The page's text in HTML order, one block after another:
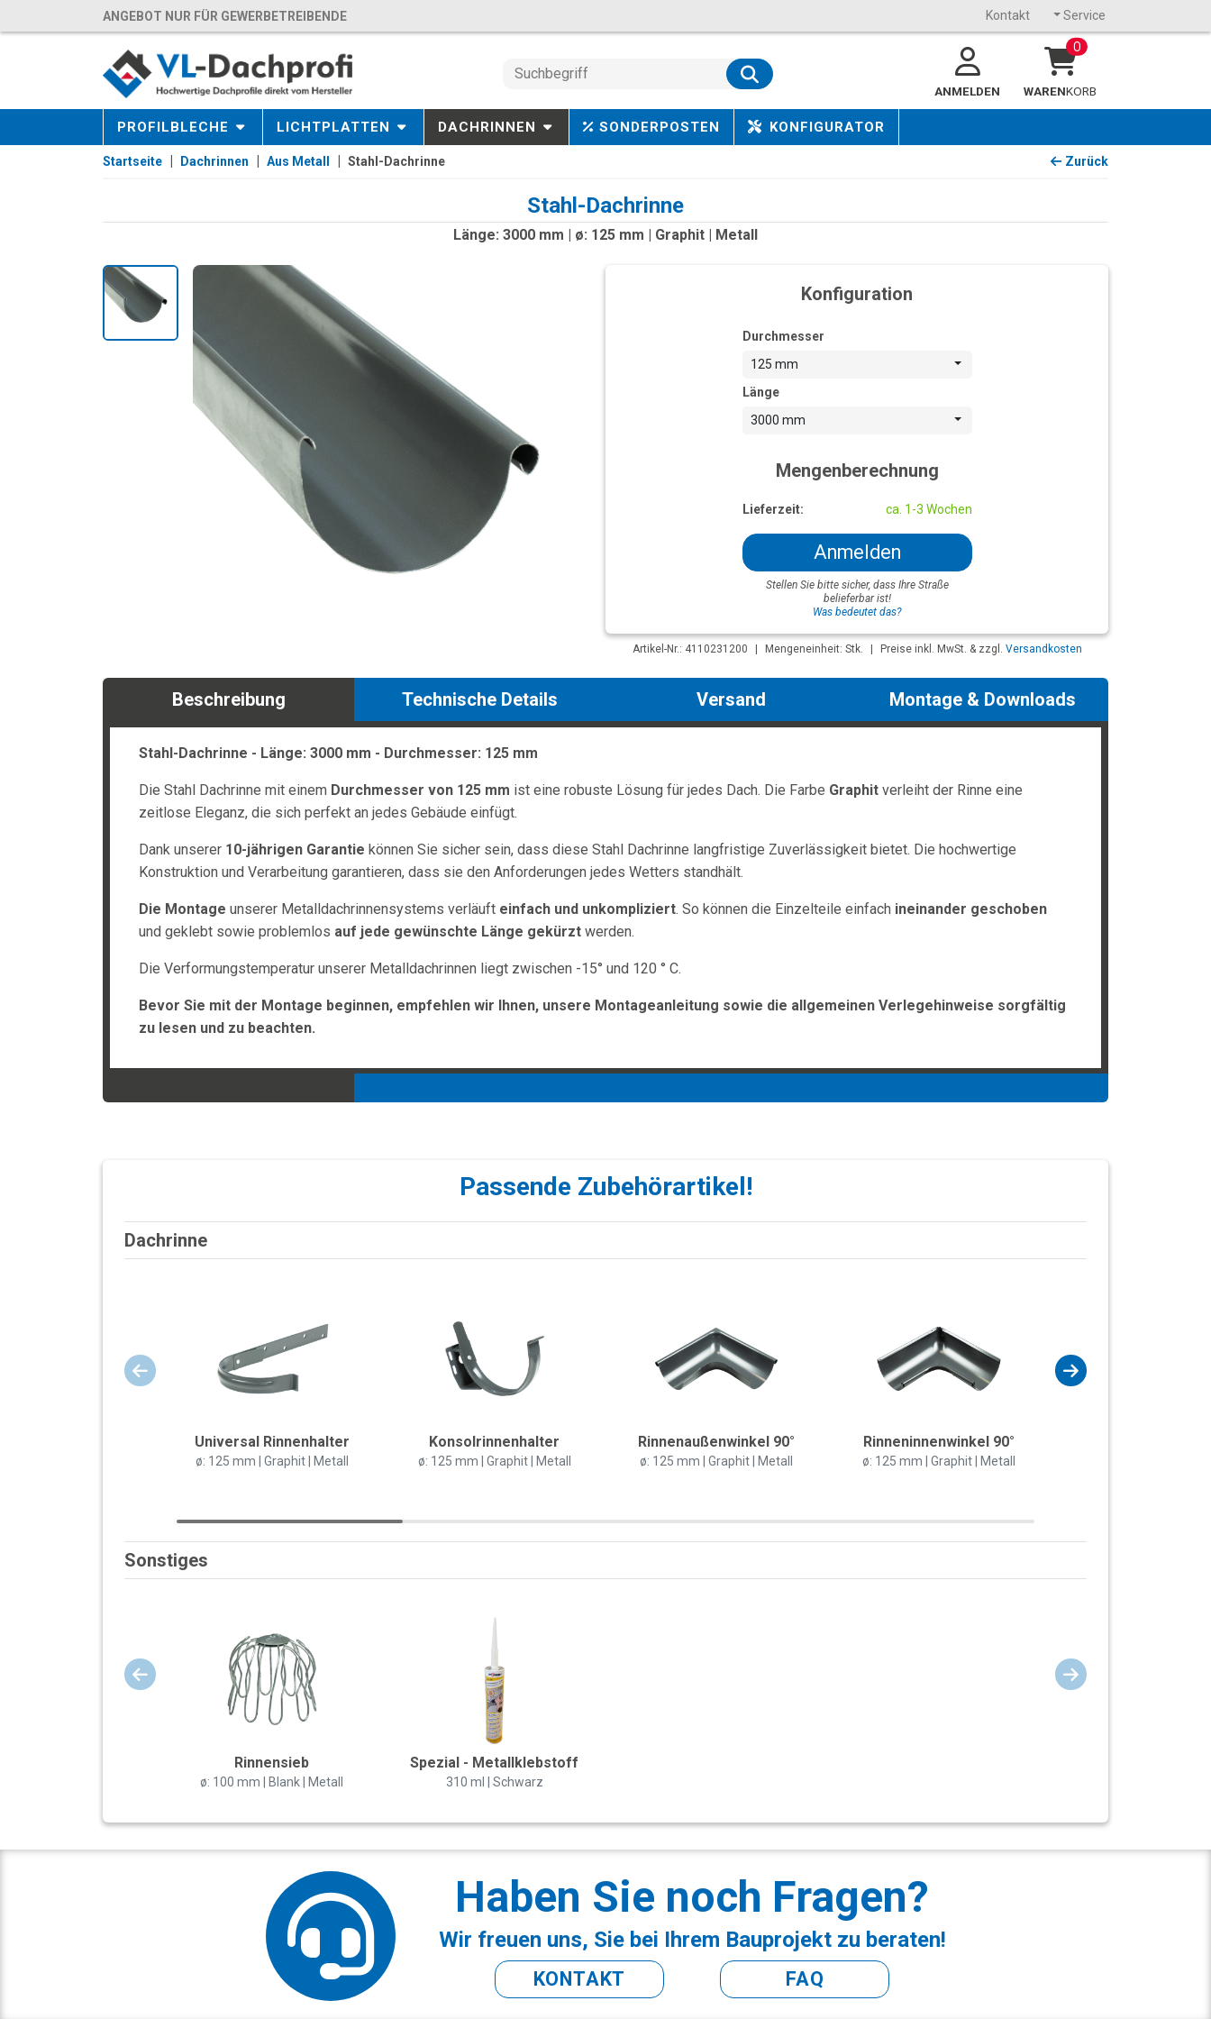
ANGEBOT NUR FÜR GEWERBETREIBENDE Kontakt Service
ANMELDEN
0
WARENKORB
PROFILBLECHE LICHTPLATTEN DACHRINNEN SONDERPOSTEN KONFIGURATOR
Startseite Dachrinnen Aus Metall Stahl-Dachrinne Zurück
Stahl-Dachrinne
Länge: 3000 mm | ø: 125 mm | Graphit | Metall
Konfiguration
Durchmesser
125 mm
Länge
3000 mm
Mengenberechnung
Lieferzeit: ca. 1-3 Wochen
Anmelden
Stellen Sie bitte sicher, dass Ihre Straße
belieferbar ist!
Was bedeutet das?
Artikel-Nr.: 4110231200 Mengeneinheit: Stk. Preise inkl. MwSt. & zzgl. Versandkosten
Beschreibung Technische Details Versand Montage & Downloads
Stahl-Dachrinne - Länge: 3000 mm - Durchmesser: 125 mm
Die Stahl Dachrinne mit einem Durchmesser von 125 mm ist eine robuste Lösung für jedes Dach. Die Farbe Graphitverleiht der Rinne eine
zeitlose Eleganz, die sich perfekt an jedes Gebäude einfügt.
Dank unserer 10-jährigen Garantie können Sie sicher sein, dass diese Stahl Dachrinne langfristige Zuverlässigkeit bietet. Die hochwertige
Konstruktion und Verarbeitung garantieren, dass sie den Anforderungen jedes Wetters standhält.
Die Montage unserer Metalldachrinnensystems verläuft einfach und unkompliziert. So können die Einzelteile einfach ineinander geschoben
und geklebt sowie problemlos auf jede gewünschte Länge gekürztwerden.
Die Verformungstemperatur unserer Metalldachrinnen liegt zwischen -15° und 120 ° C.
Bevor Sie mit der Montage beginnen, empfehlen wir Ihnen, unsere Montageanleitung sowie die allgemeinen Verlegehinweise sorgfältig
zu lesen und zu beachten.
Passende Zubehörartikel!
Dachrinne
Universal Rinnenhalter
ø: 125 mm | Graphit | Metall
Konsolrinnenhalter
ø: 125 mm | Graphit | Metall
Rinnenaußenwinkel 90°
ø: 125 mm | Graphit | Metall
Rinneninnenwinkel 90°
ø: 125 mm | Graphit | Metall
Sonstiges
Rinnensieb
ø: 100 mm | Blank | Metall
Spezial - Metallklebstoff
310 ml | Schwarz
Haben Sie noch Fragen?
Wir freuen uns, Sie bei Ihrem Bauprojekt zu beraten!
KONTAKT FAQ